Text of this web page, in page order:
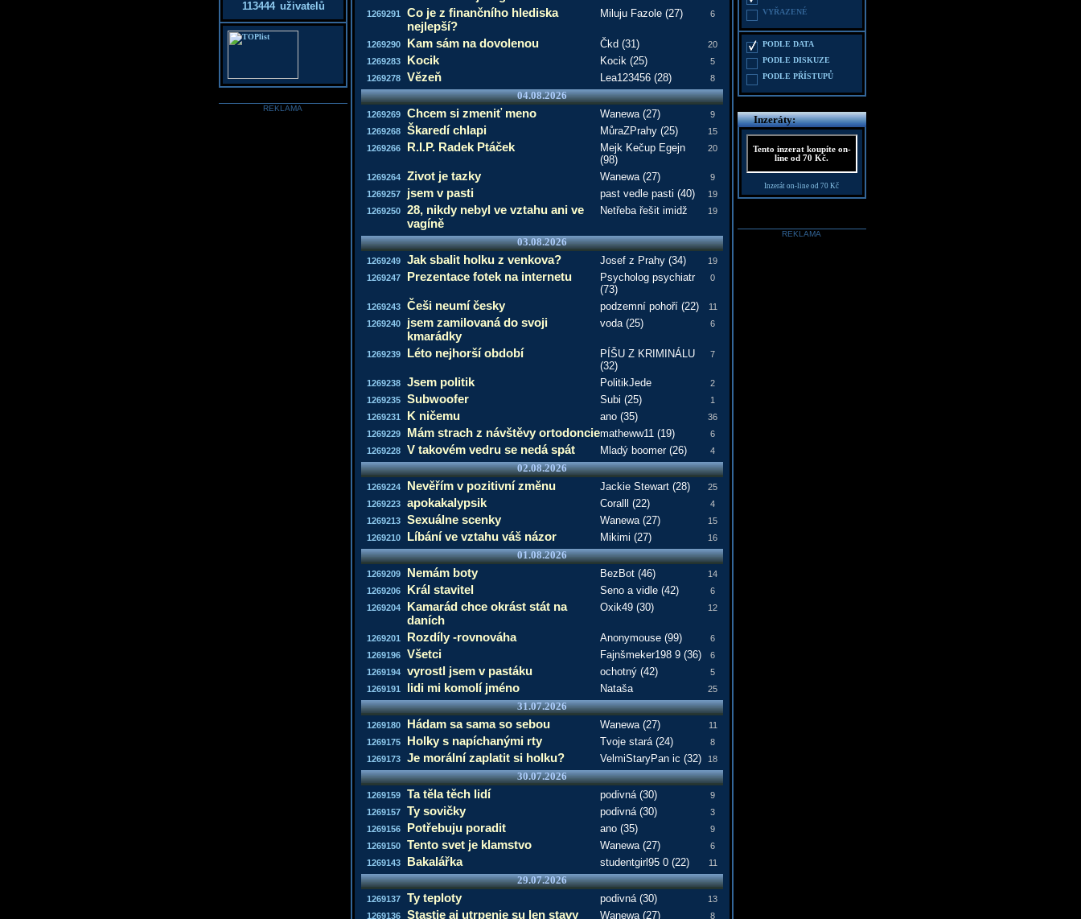
1269291
Co je z finančního hlediska
nejlepší?
Miluju Fazole (27) 6
1269290 Kam sám na dovolenou Čkd (31)
20
1269283
Kocik Kocik (25)
5
1269278
Vězeň Lea123456 (28) 8
04.08.2026
1269269 Chcem si zmeniť meno Wanewa (27)
9
1269268
Škaredí chlapi MůraZPrahy (25)
15
1269266
R.I.P. Radek Ptáček
Mejk Kečup Egejn
(98)
20
1269264 Zivot je tazky Wanewa (27)
9
1269257
jsem v pasti past vedle pasti (40)
19
1269250
28, nikdy nebyl ve vztahu ani ve
vagíně
Netřeba řešit imidž 19
03.08.2026
1269249 Jak sbalit holku z venkova? Josef z Prahy (34)
19
1269247
Prezentace fotek na internetu
Psycholog psychiatr
(73)
0
1269243 Češi neumí česky podzemní pohoří (22)
11
1269240
jsem zamilovaná do svoji
kmarádky
voda (25) 6
1269239 Léto nejhorší období
PÍŠU Z KRIMINÁLU
(32)
7
1269238 Jsem politik PolitikJede
2
1269235
Subwoofer Subi (25)
1
1269231
K ničemu ano (35)
36
1269229
Mám strach z návštěvy ortodonciematheww11 (19)
6
1269228
V takovém vedru se nedá spát Mladý boomer (26) 4
02.08.2026
1269224 Nevěřím v pozitivní změnu Jackie Stewart (28)
25
1269223
apokakalypsik Coralll (22)
4
1269213
Sexuálne scenky Wanewa (27)
15
1269210
Líbání ve vztahu váš názor Mikimi (27) 16
01.08.2026
1269209 Nemám boty BezBot (46)
14
1269206
Král stavitel Seno a vidle (42)
6
1269204
Kamarád chce okrást stát na
daních
Oxik49 (30) 12
1269201 Rozdíly -rovnováha Anonymouse (99)
6
1269196
Všetci Fajnšmeker198 9 (36)
6
1269194
vyrostl jsem v pastáku ochotný (42)
5
1269191
lidi mi komolí jméno Nataša 25
31.07.2026
1269180 Hádam sa sama so sebou Wanewa (27)
11
1269175
Holky s napíchanými rty Tvoje stará (24)
8
1269173
Je morální zaplatit si holku? VelmiStaryPan ic (32) 18
30.07.2026
1269159 Ta těla těch lidí podivná (30)
9
1269157
Ty sovičky podivná (30)
3
1269156
Potřebuju poradit ano (35)
9
1269150
Tento svet je klamstvo Wanewa (27)
6
1269143
Bakalářka studentgirl95 0 (22) 11
29.07.2026
1269137 Ty teploty podivná (30)
13
1269136
Stastie aj utrpenie su len stavy
Wanewa (27) 8
113444 uživatelů
REKLAMA
VYŘAZENÉ
PODLE DATA
PODLE DISKUZE
PODLE PŘÍSTUPŮ
Inzeráty:
Tento inzerat koupíte on-
line od 70 Kč.
Inzerát on-line od 70 Kč
REKLAMA